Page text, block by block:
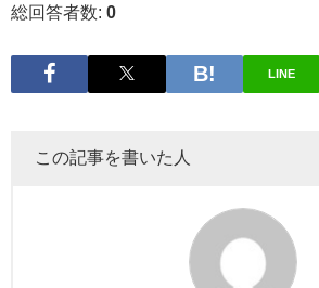
総回答者数: 0
LINE
この記事を書いた人